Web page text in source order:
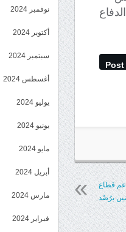
Post
قطاع
برُصُد
نوفمبر 2024
أكتوبر 2024
سبتمبر 2024
أغسطس 2024
يوليو 2024
يونيو 2024
مايو 2024
أبريل 2024
مارس 2024
فبراير 2024